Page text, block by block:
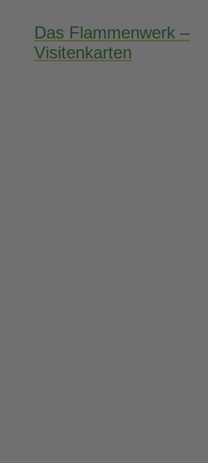
Das Flammenwerk –
Visitenkarten